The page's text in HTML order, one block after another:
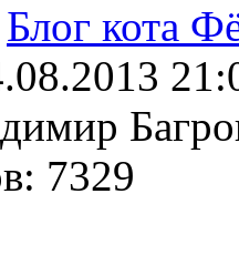
Блог кота
7329